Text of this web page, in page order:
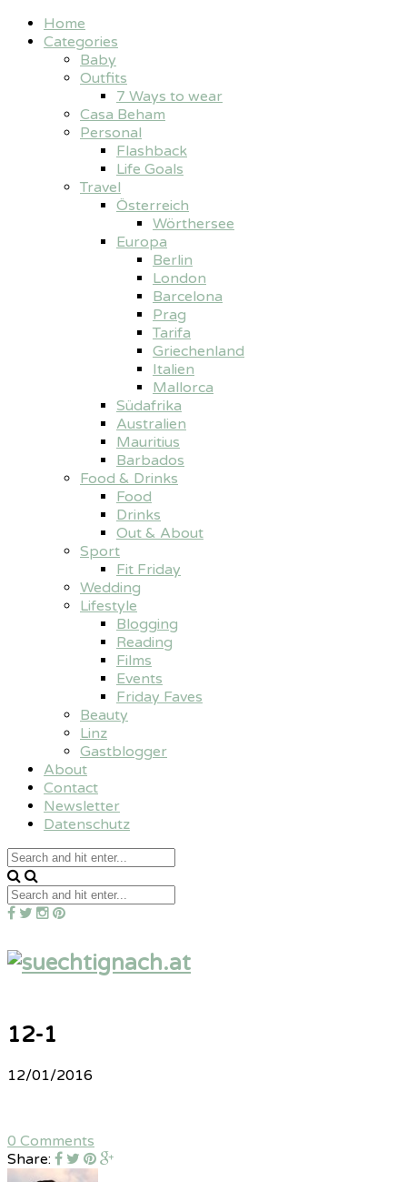
Home
Categories
Baby
Outfits
7 Ways to wear
Casa Beham
Personal
Flashback
Life Goals
Travel
Österreich
Wörthersee
Europa
Berlin
London
Barcelona
Prag
Tarifa
Griechenland
Italien
Mallorca
Südafrika
Australien
Mauritius
Barbados
Food & Drinks
Food
Drinks
Out & About
Sport
Fit Friday
Wedding
Lifestyle
Blogging
Reading
Films
Events
Friday Faves
Beauty
Linz
Gastblogger
About
Contact
Newsletter
Datenschutz
12-1
12/01/2016
0 Comments
Share: